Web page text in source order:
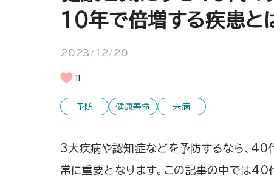
10年で倍増する疾患と
2023/12/20
11
予防 健康寿命 未病
3大疾病や認知症などを予防するなら、40
常に重要となります。この記事の中では40